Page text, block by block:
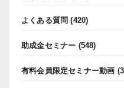
よくある質問 (420)
助成金セミナー (548)
有料会員限定セミナー動画